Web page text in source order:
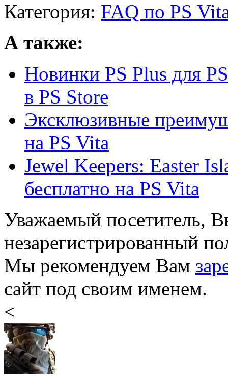
Категория: FAQ по PS
А также:
Новинки PS Plus для
в PS Store
Эксклюзивные
на PS Vita
Jewel Keepers: Easter
бесплатно на PS Vita
Уважаемый посетитель,
незарегистрированный
Мы рекомендуем Вам
сайт под своим именем.
<